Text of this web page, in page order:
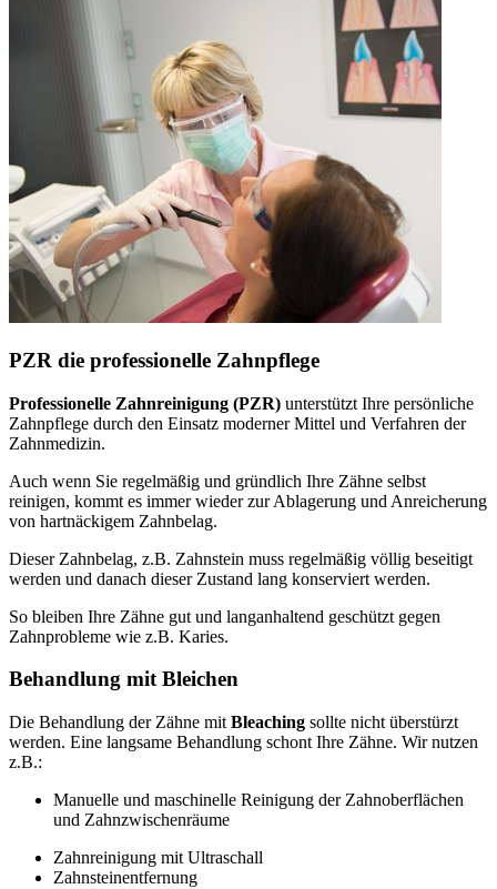
PZR die professionelle Zahnpflege
Professionelle Zahnreinigung (PZR) unterstützt Ihre persönliche
Zahnpflege durch den Einsatz moderner Mittel und Verfahren der
Zahnmedizin.
Auch wenn Sie regelmäßig und gründlich Ihre Zähne selbst
reinigen, kommt es immer wieder zur Ablagerung und Anreicherung
von hartnäckigem Zahnbelag.
Dieser Zahnbelag, z.B. Zahnstein muss regelmäßig völlig beseitigt
werden und danach dieser Zustand lang konserviert werden.
So bleiben Ihre Zähne gut und langanhaltend geschützt gegen
Zahnprobleme wie z.B. Karies.
Behandlung mit Bleichen
Die Behandlung der Zähne mit Bleaching sollte nicht überstürzt
werden. Eine langsame Behandlung schont Ihre Zähne. Wir nutzen
z.B.:
Manuelle und maschinelle Reinigung der Zahnoberflächen
und Zahnzwischenräume
Zahnreinigung mit Ultraschall
Zahnsteinentfernung